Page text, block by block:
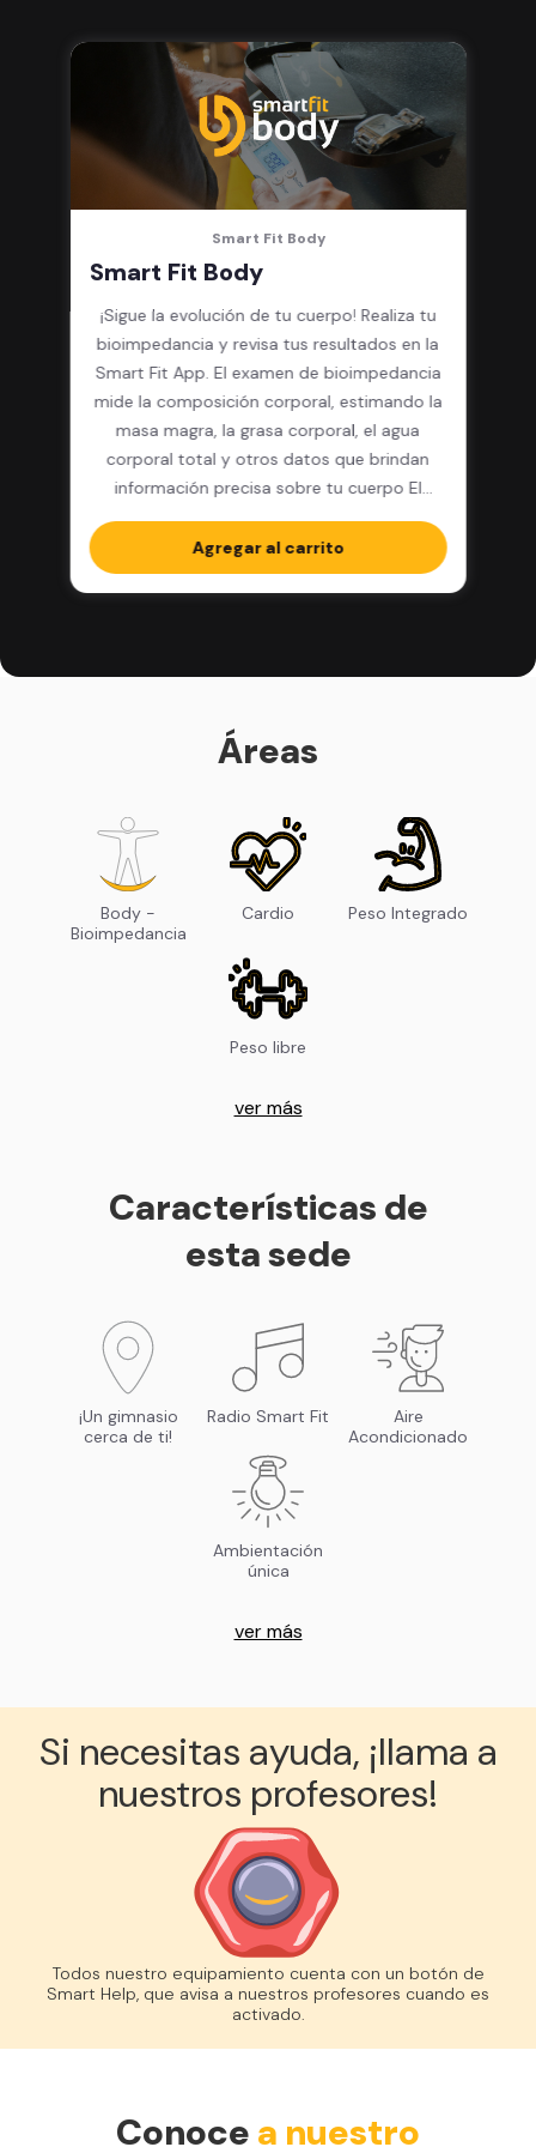
grupales
Smart Fit Body
Smart Fit Body
¡Sigue la evolución de tu cuerpo! Realiza tu
bioimpedancia y revisa tus resultados en la
Smart Fit App. El examen de bioimpedancia
mide la composición corporal, estimando la
masa magra, la grasa corporal, el agua
corporal total y otros datos que brindan
información precisa sobre tu cuerpo El
completos en la app
Agregar al carrito
Áreas
Body -
Bioimpedancia
Cardio Peso Integrado
Peso libre
ver más
Características de
esta sede
¡Un gimnasio
cerca de ti!
Radio Smart Fit
Aire
Acondicionado
Ambientación
única
ver más
Si necesitas ayuda, ¡llama a
nuestros profesores!
Todos nuestro equipamiento cuenta con un botón de
Smart Help, que avisa a nuestros profesores cuando es
activado.
Conoce a nuestro